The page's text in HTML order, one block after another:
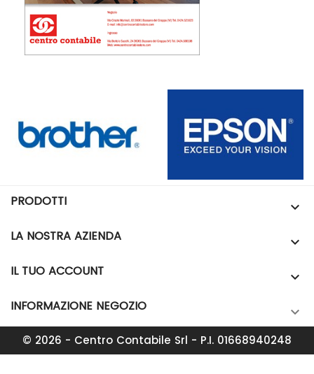
PRODOTTI 
LA NOSTRA AZIENDA 
IL TUO ACCOUNT 
INFORMAZIONE NEGOZIO 
© 2026 - Centro Contabile Srl - P.I. 01668940248